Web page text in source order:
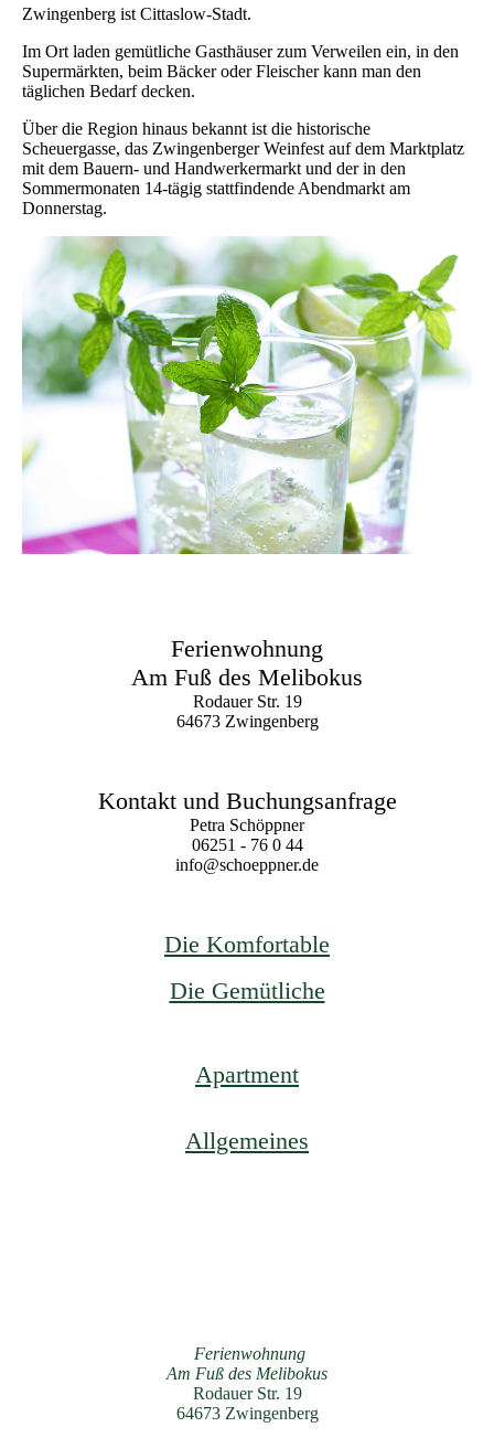
Zwingenberg ist Cittaslow-Stadt.
Im Ort laden gemütliche Gasthäuser zum Verweilen ein, in den
Supermärkten, beim Bäcker oder Fleischer kann man den
täglichen Bedarf decken.
Über die Region hinaus bekannt ist die historische
Scheuergasse, das Zwingenberger Weinfest auf dem Marktplatz
mit dem Bauern- und Handwerkermarkt und der in den
Sommermonaten 14-tägig stattfindende Abendmarkt am
Donnerstag.
Ferienwohnung
Am Fuß des Melibokus
Rodauer Str. 19
64673 Zwingenberg
Kontakt und Buchungsanfrage
Petra Schöppner
06251 - 76 0 44
info@schoeppner.de
Die Komfortable
Die Gemütliche
Apartment
Allgemeines
Ferienwohnung
Am Fuß des Melibokus
Rodauer Str. 19
64673 Zwingenberg